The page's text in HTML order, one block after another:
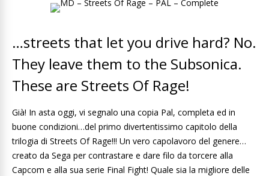
…streets that let you drive hard? No.
They leave them to the Subsonica.
These are Streets Of Rage!
Già! In asta oggi, vi segnalo una copia Pal, completa ed in
buone condizioni…del primo divertentissimo capitolo della
trilogia di Streets Of Rage!!! Un vero capolavoro del genere…
creato da Sega per contrastare e dare filo da torcere alla
Capcom e alla sua serie Final Fight! Quale sia la migliore delle